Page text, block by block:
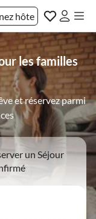
hôte
les familles
et réservez parmi
un Séjour